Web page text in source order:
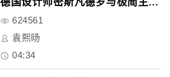
624561
袁熙旸
04:34